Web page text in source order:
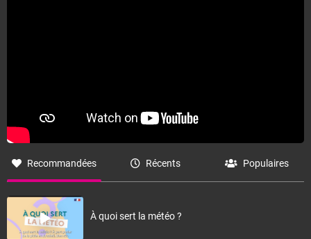
Recommandées Récents Populaires
À quoi sert la météo ?